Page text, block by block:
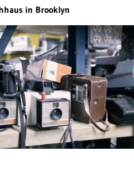
in Brooklyn